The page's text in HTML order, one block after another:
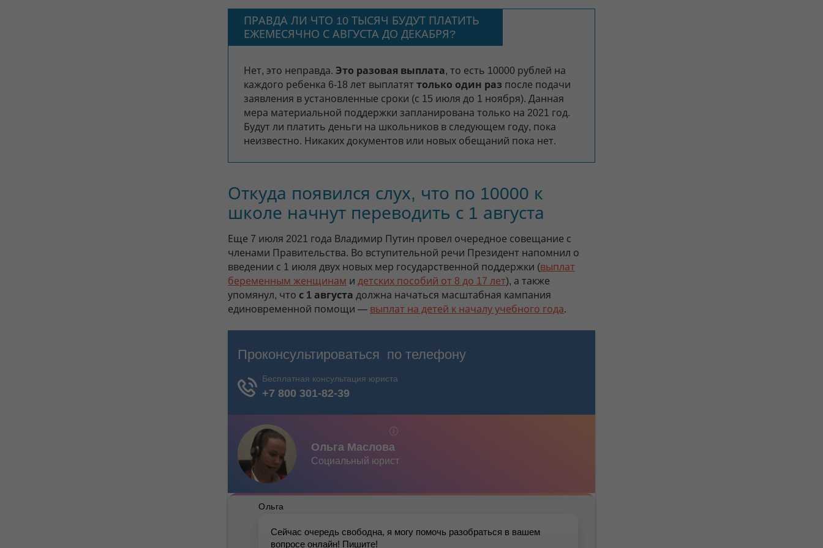
ПРАВДА ЛИ ЧТО 10 ТЫСЯЧ БУДУТ ПЛАТИТЬ
ЕЖЕМЕСЯЧНО С АВГУСТА ДО ДЕКАБРЯ?
Нет, это неправда. Это разовая выплата, то есть 10000 рублей на
каждого ребенка 6-18 лет выплатят только один раз после подачи
заявления в установленные сроки (с 15 июля до 1 ноября). Данная
мера материальной поддержки запланирована только на 2021 год.
Будут ли платить деньги на школьников в следующем году, пока
неизвестно. Никаких документов или новых обещаний пока нет.
Откуда появился слух, что по 10000 к
школе начнут переводить с 1 августа
Еще 7 июля 2021 года Владимир Путин провел очередное совещание с
членами Правительства. Во вступительной речи Президент напомнил о
введении с 1 июля двух новых мер государственной поддержки (выплат
беременным женщинам и детских пособий от 8 до 17 лет), а также
упомянул, что с 1 августа должна начаться масштабная кампания
единовременной помощи — выплат на детей к началу учебного года.